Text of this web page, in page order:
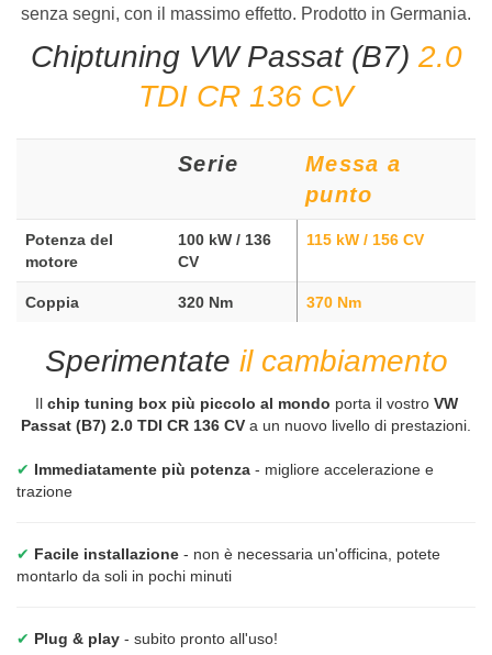
senza segni, con il massimo effetto. Prodotto in Germania.
Chiptuning VW Passat (B7) 2.0
TDI CR 136 CV
Serie
Messa a
punto
Potenza del
motore
100 kW / 136
CV
115 kW / 156 CV
Coppia 320 Nm 370 Nm
Sperimentate il cambiamento
Il chip tuning box più piccolo al mondo porta il vostro VW
Passat (B7) 2.0 TDI CR 136 CV a un nuovo livello di prestazioni.
✔ Immediatamente più potenza - migliore accelerazione e
trazione
✔ Facile installazione - non è necessaria un'officina, potete
montarlo da soli in pochi minuti
✔ Plug & play - subito pronto all'uso!